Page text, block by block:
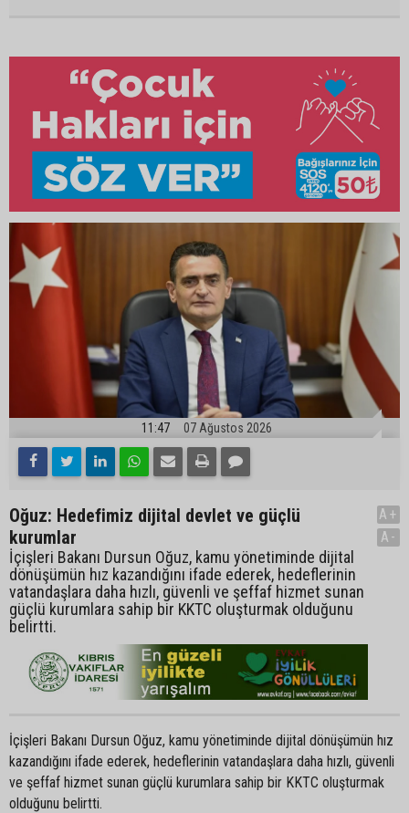
11:47 07 Ağustos 2026
Oğuz: Hedefimiz dijital devlet ve güçlü
kurumlar
İçişleri Bakanı Dursun Oğuz, kamu yönetiminde dijital
dönüşümün hız kazandığını ifade ederek, hedeflerinin
vatandaşlara daha hızlı, güvenli ve şeffaf hizmet sunan
güçlü kurumlara sahip bir KKTC oluşturmak olduğunu
belirtti.
A+
A-
İçişleri Bakanı Dursun Oğuz, kamu yönetiminde dijital dönüşümün hız
kazandığını ifade ederek, hedeflerinin vatandaşlara daha hızlı, güvenli
ve şeffaf hizmet sunan güçlü kurumlara sahip bir KKTC oluşturmak
olduğunu belirtti.